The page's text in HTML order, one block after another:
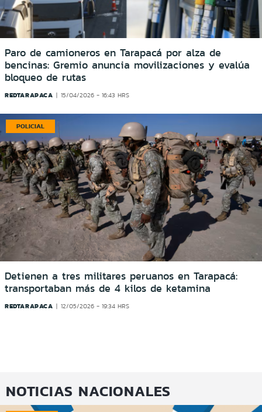
Paro de camioneros en Tarapacá por alza de
bencinas: Gremio anuncia movilizaciones y evalúa
bloqueo de rutas
REDTARAPACA 15/04/2026 - 16:43 HRS
POLICIAL
Detienen a tres militares peruanos en Tarapacá:
transportaban más de 4 kilos de ketamina
REDTARAPACA 12/05/2026 - 19:34 HRS
NOTICIAS NACIONALES